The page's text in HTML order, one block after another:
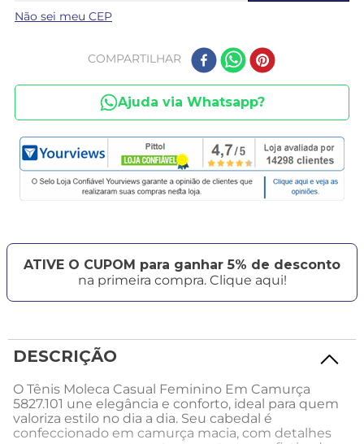
Não sei meu CEP
COMPARTILHAR
Ajuda via Whatsapp?
ATIVE O CUPOM para ganhar 5% de desconto
na primeira compra. Clique aqui!
DESCRIÇÃO
O Tênis Moleca Casual Feminino Em Camurça
5827.101 une elegância e conforto, ideal para quem
valoriza estilo no dia a dia. Seu cabedal é
confeccionado em camurça macia, com detalhes